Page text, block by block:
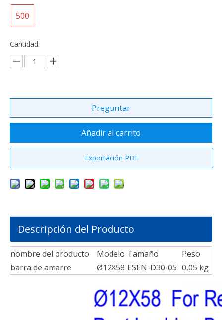
500
Cantidad:
Preguntar
Añadir al carrito
Exportación PDF
Descripción del Producto
nombre del producto Modelo Tamaño
Peso
barra de amarre
Ø12X58 ESEN-D30-05 0,05 kg